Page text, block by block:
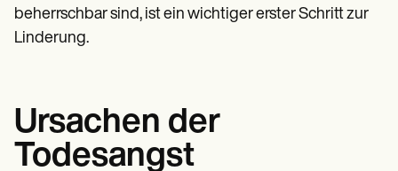
beherrschbar sind, ist ein wichtiger erster Schritt zur
Linderung.
Ursachen der
Todesangst